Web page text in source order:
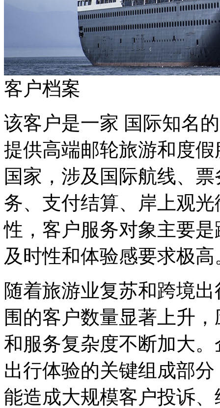
客户档案
该客户是一家 国际知名的
提供高端邮轮旅游和度
国家，涉及国际航线、
务、支付结算、岸
性，客户服务对象主要是
及时性和体验感要求极高
随着旅游业复苏和跨境出
围的客户数量显著上升
和服务复杂度不断加大
出行体验的关键组成部分
能造成大规模客户投诉